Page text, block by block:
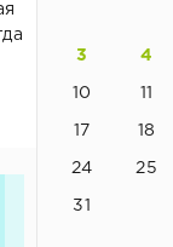
3 4
10 11
17 18
24 25
31